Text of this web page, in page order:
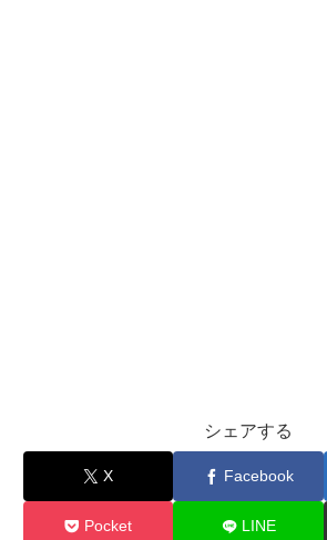
シェアする
X Facebook
Pocket LINE